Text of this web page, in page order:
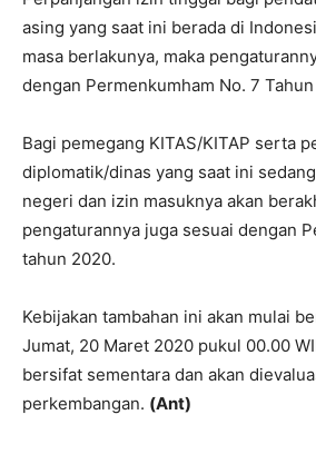
asing yang saat ini berada di
masa berlakunya, maka
dengan Permenkumham No. 7
Bagi pemegang KITAS/KITAP serta
diplomatik/dinas yang saat ini
negeri dan izin masuknya akan
pengaturannya juga sesuai dengan
tahun 2020.
Kebijakan tambahan ini akan mulai
Jumat, 20 Maret 2020 pukul 00.00
bersifat sementara dan akan
perkembangan. (Ant)